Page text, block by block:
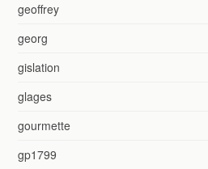
geoffrey
georg
gislation
glages
gourmette
gp1799